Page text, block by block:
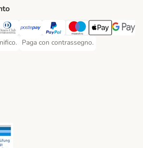
Payment Method
Express. Payment Method
con Diners Club. Payment Method
Paga con Postepay. Payment Method
Paga con PayPal. Payment
Paga con Maestro.
Apple PayGoogle
Payment Method
Paga con contrassegno.
Paga con contrassegno. Payment
Method